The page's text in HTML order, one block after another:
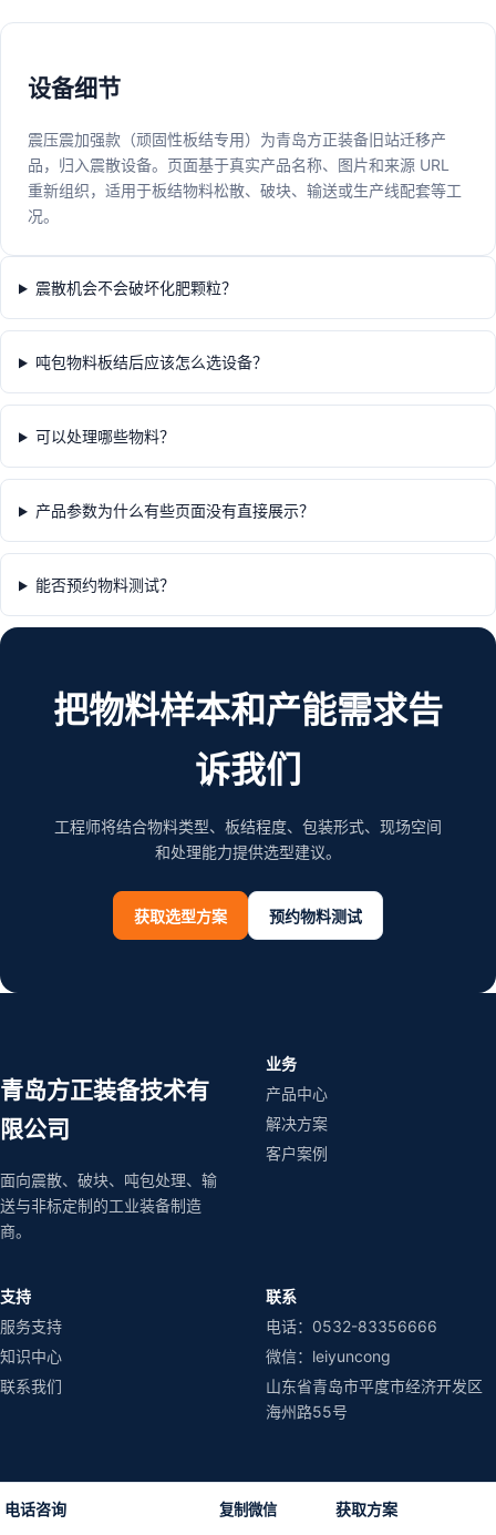
设备细节
震压震加强款（顽固性板结专用）为青岛方正装备旧站迁移产
品，归入震散设备。页面基于真实产品名称、图片和来源 URL
重新组织，适用于板结物料松散、破块、输送或生产线配套等工
况。
震散机会不会破坏化肥颗粒？
吨包物料板结后应该怎么选设备？
可以处理哪些物料？
产品参数为什么有些页面没有直接展示？
能否预约物料测试？
把物料样本和产能需求告
诉我们
工程师将结合物料类型、板结程度、包装形式、现场空间
和处理能力提供选型建议。
获取选型方案 预约物料测试
青岛方正装备技术有
限公司
面向震散、破块、吨包处理、输
送与非标定制的工业装备制造
商。
业务
产品中心
解决方案
客户案例
支持
服务支持
知识中心
联系我们
联系
电话：0532-83356666
微信：leiyuncong
山东省青岛市平度市经济开发区
海州路55号
电话咨询 复制微信 获取方案